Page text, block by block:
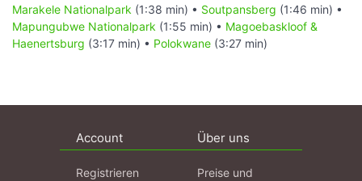
Marakele Nationalpark (1:38 min) • Soutpansberg (1:46 min) •
Mapungubwe Nationalpark (1:55 min) • Magoebaskloof &
Haenertsburg (3:17 min) • Polokwane (3:27 min)
Account
Registrieren
Über uns
Preise und